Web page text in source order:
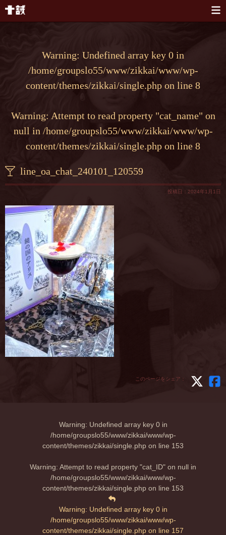
Warning: Undefined array key 0 in
/home/groupslo55/www/zikkai/www/wp-
content/themes/zikkai/single.php on line 8
Warning: Attempt to read property "cat_name" on
null in /home/groupslo55/www/zikkai/www/wp-
content/themes/zikkai/single.php on line 8
line_oa_chat_240101_120559
投稿日：2024年1月1日
このページをシェア：
Warning: Undefined array key 0 in
/home/groupslo55/www/zikkai/www/wp-
content/themes/zikkai/single.php on line 153
Warning: Attempt to read property "cat_ID" on null in
/home/groupslo55/www/zikkai/www/wp-
content/themes/zikkai/single.php on line 153
Warning: Undefined array key 0 in
/home/groupslo55/www/zikkai/www/wp-
content/themes/zikkai/single.php on line 157